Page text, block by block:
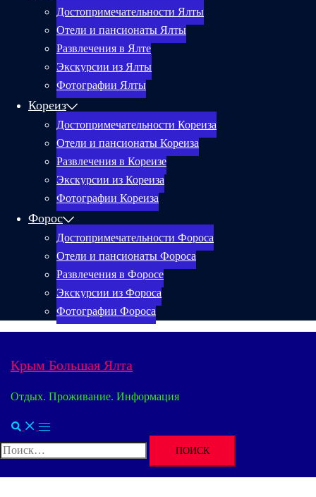
Достопримечательности Ялты
Отели и пансионаты Ялты
Развлечения в Ялте
Экскурсии из Ялты
Фотографии Ялты
Кореиз
Достопримечательности Кореиза
Отели и пансионаты Кореиза
Развлечения в Кореизе
Экскурсии из Кореиза
Фотографии Кореиза
Форос
Достопримечательности Фороса
Отели и пансионаты Фороса
Развлечения в Форосе
Экскурсии из Фороса
Фотографии Фороса
Крым Большая Ялта
Отдых. Проживание. Информация
ПоискПереключатель
меню
Найти: